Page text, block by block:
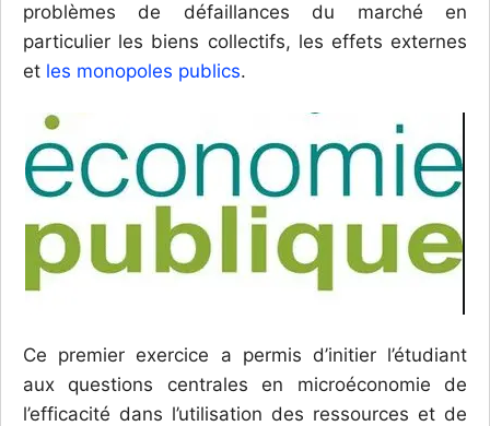
problèmes de défaillances du marché en
particulier les biens collectifs, les effets externes
et les monopoles publics.
Ce premier exercice a permis d’initier l’étudiant
aux questions centrales en microéconomie de
l’efficacité dans l’utilisation des ressources et de